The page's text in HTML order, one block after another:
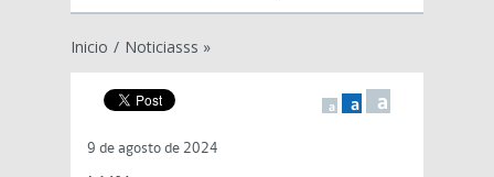
Inicio / Noticiasss »
a a a
9 de agosto de 2024